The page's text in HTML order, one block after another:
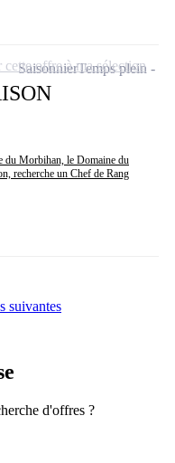
du Morbihan, le Domaine du
recherche un Chef de Rang
SaisonnierTemps plein
cette offre à ma sélection
suivantes
d'offres ?